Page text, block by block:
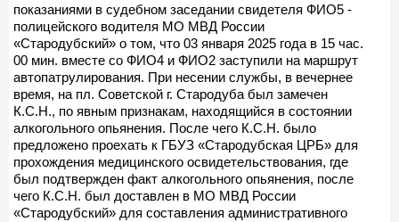
показаниями в судебном заседании свидетеля ФИО5 -
полицейского водителя МО МВД России
«Стародубский» о том, что 03 января 2025 года в 15 час.
00 мин. вместе со ФИО4 и ФИО2 заступили на маршрут
автопатрулирования. При несении службы, в вечернее
время, на пл. Советской г. Стародуба был замечен
К.С.Н., по явным признакам, находящийся в состоянии
алкогольного опьянения. После чего К.С.Н. было
предложено проехать к ГБУЗ «Стародубская ЦРБ» для
прохождения медицинского освидетельствования, где
был подтвержден факт алкогольного опьянения, после
чего К.С.Н. был доставлен в МО МВД России
«Стародубский» для составления административного